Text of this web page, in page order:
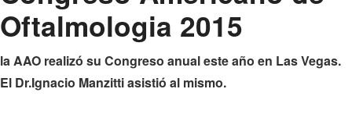
Oftalmologia 2015
la AAO realizó su Congreso anual este año en Las Vegas.
El Dr.Ignacio Manzitti asistió al mismo.